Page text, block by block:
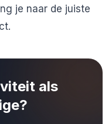
je naar de juiste
als